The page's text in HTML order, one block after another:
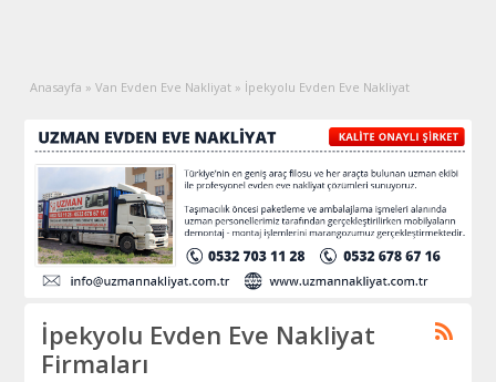
Anasayfa » Van Evden Eve Nakliyat » İpekyolu Evden Eve Nakliyat
İpekyolu Evden Eve Nakliyat
Firmaları